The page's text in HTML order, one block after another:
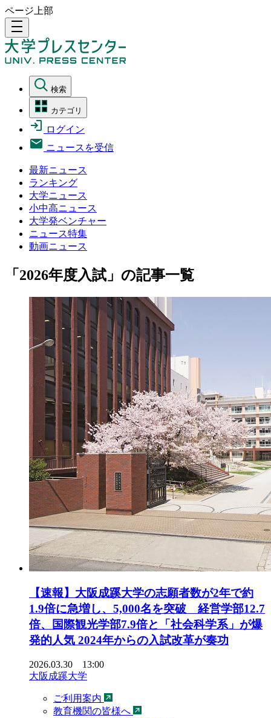
ページ上部
density_medium
検索
カテゴリ
ログイン
ニュースを受信
最新ニュース
ランキング
大学ニュース
小中高ニュース
大学発ベンチャー
ニュース特集
動画ニュース
「2026年度入試」の記事一覧
【速報】大阪成蹊大学の志願者数が2年で約
1.9倍に急増し、5,000名を突破 経営学部12.7
倍、国際観光学部7.9倍と「社会科学系」が爆
発的人気 2024年からの入試改革が奏功
2026.03.30 13:00
大阪成蹊大学
ご利用案内
教育機関の皆様へ